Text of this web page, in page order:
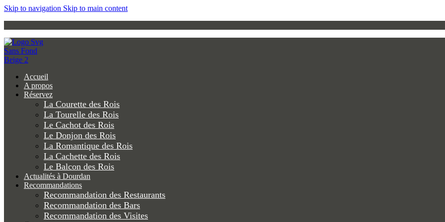
Skip to navigation Skip to main content
Accueil
A propos
Réservez
La Courette des Rois
La Tourelle des Rois
Le Cachot des Rois
Le Donjon des Rois
La Romantique des Rois
La Cachette des Rois
Le Balcon des Rois
Actualités à Dourdan
Recommandations
Recommandation des Restaurants
Recommandation des Bars
Recommandation des Visites